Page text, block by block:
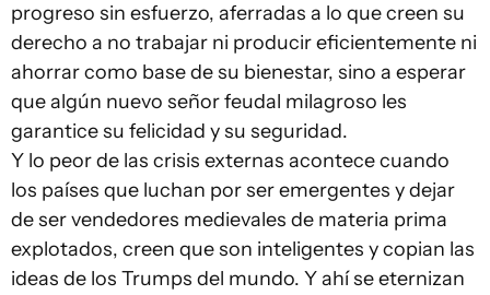
progreso sin esfuerzo, aferradas a lo que creen su
derecho a no trabajar ni producir eficientemente ni
ahorrar como base de su bienestar, sino a esperar
que algún nuevo señor feudal milagroso les
garantice su felicidad y su seguridad.
Y lo peor de las crisis externas acontece cuando
los países que luchan por ser emergentes y dejar
de ser vendedores medievales de materia prima
explotados, creen que son inteligentes y copian las
ideas de los Trumps del mundo. Y ahí se eternizan